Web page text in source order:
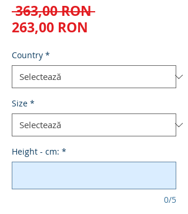
363,00 RON Preț
263,00 RON
Country *
Size *
Height - cm: *
0/5